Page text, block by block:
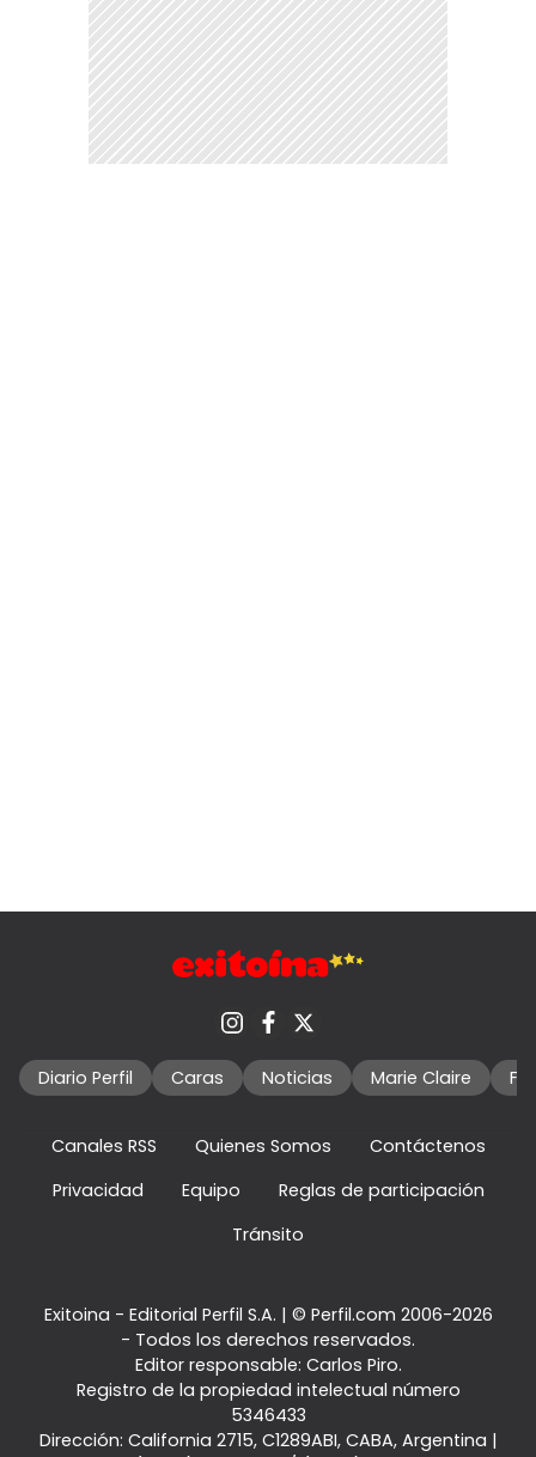
Diario Perfil Caras Noticias Marie Claire
Canales RSS Quienes Somos
Contáctenos
Privacidad
Equipo
Reglas de participación
Tránsito
Exitoina - Editorial Perfil S.A. | © Perfil.com 2006-2026
- Todos los derechos reservados.
Editor responsable: Carlos Piro.
Registro de la propiedad intelectual número
5346433
Dirección: California 2715, C1289ABI, CABA, Argentina |